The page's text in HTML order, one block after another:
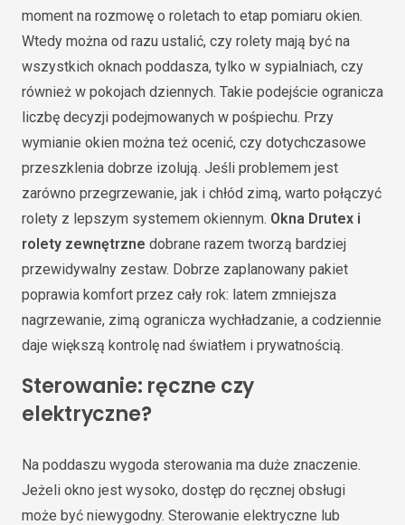
moment na rozmowę o roletach to etap pomiaru okien.
Wtedy można od razu ustalić, czy rolety mają być na
wszystkich oknach poddasza, tylko w sypialniach, czy
również w pokojach dziennych. Takie podejście ogranicza
liczbę decyzji podejmowanych w pośpiechu. Przy
wymianie okien można też ocenić, czy dotychczasowe
przeszklenia dobrze izolują. Jeśli problemem jest
zarówno przegrzewanie, jak i chłód zimą, warto połączyć
rolety z lepszym systemem okiennym. Okna Drutex i
rolety zewnętrzne dobrane razem tworzą bardziej
przewidywalny zestaw. Dobrze zaplanowany pakiet
poprawia komfort przez cały rok: latem zmniejsza
nagrzewanie, zimą ogranicza wychładzanie, a codziennie
daje większą kontrolę nad światłem i prywatnością.
Sterowanie: ręczne czy
elektryczne?
Na poddaszu wygoda sterowania ma duże znaczenie.
Jeżeli okno jest wysoko, dostęp do ręcznej obsługi
może być niewygodny. Sterowanie elektryczne lub